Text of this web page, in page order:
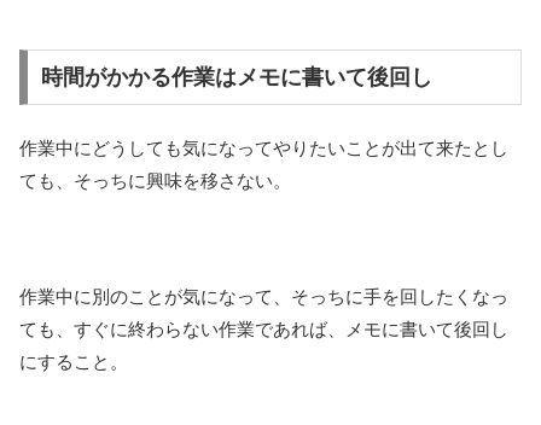
時間がかかる作業はメモに書いて後回し
作業中にどうしても気になってやりたいことが出て来たとし
ても、そっちに興味を移さない。
作業中に別のことが気になって、そっちに手を回したくなっ
ても、すぐに終わらない作業であれば、メモに書いて後回し
にすること。